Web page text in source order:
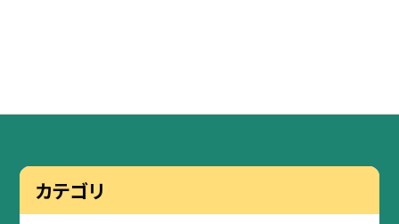
カテゴリ